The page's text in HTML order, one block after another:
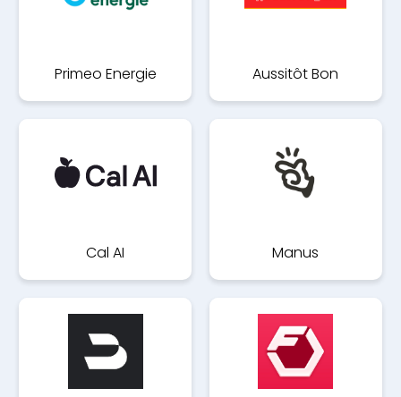
Primeo Energie Aussitôt Bon
Cal AI Manus